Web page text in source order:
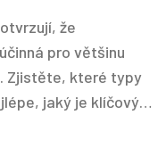
že
pro většinu
Zjistěte, které typy
jaký je klíčový